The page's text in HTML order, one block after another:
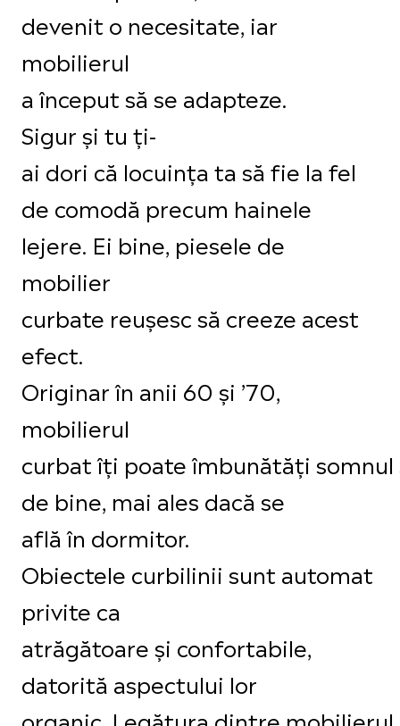
devenit o necesitate, iar
mobilierul
a început să se adapteze.
Sigur și tu ți-
ai dori că locuința ta să fie la fel
de comodă precum hainele
lejere. Ei bine, piesele de
mobilier
curbate reușesc să creeze acest
efect.
Originar în anii 60 și ’70,
mobilierul
curbat îți poate îmbunătăți somnul
de bine, mai ales dacă se
află în dormitor.
Obiectele curbilinii sunt automat
privite ca
atrăgătoare și confortabile,
datorită aspectului lor
organic. Legătura dintre mobilierul